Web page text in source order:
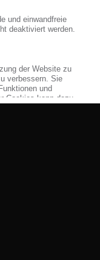
für
Produkte,
Service-
Veranstaltungen.